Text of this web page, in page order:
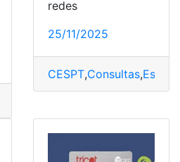
redes
25/11/2025
CESPT,Consultas,